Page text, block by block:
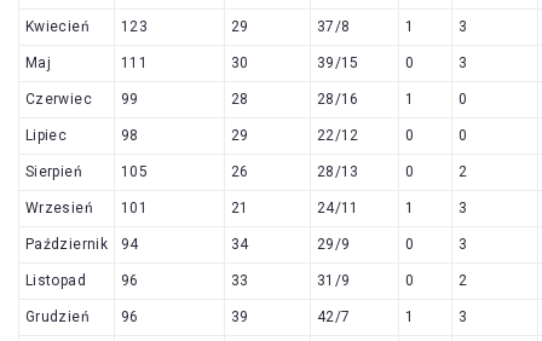
Kwiecień 123 29 37/8 1 3
Maj 111 30 39/15 0 3
Czerwiec 99 28 28/16 1 0
Lipiec 98 29 22/12 0 0
Sierpień 105 26 28/13 0 2
Wrzesień 101 21 24/11 1 3
Październik 94 34 29/9 0 3
Listopad 96 33 31/9 0 2
Grudzień 96 39 42/7 1 3